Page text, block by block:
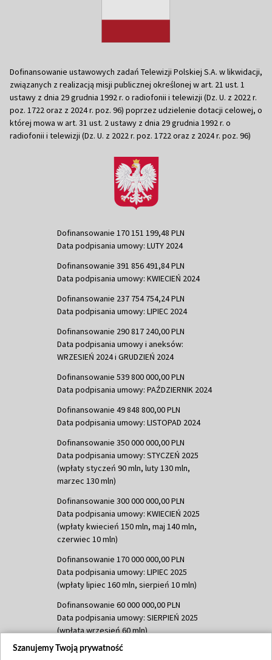
Dofinansowanie ustawowych zadań Telewizji Polskiej S.A. w likwidacji,
związanych z realizacją misji publicznej określonej w art. 21 ust. 1
ustawy z dnia 29 grudnia 1992 r. o radiofonii i telewizji (Dz. U. z 2022 r.
poz. 1722 oraz z 2024 r. poz. 96) poprzez udzielenie dotacji celowej, o
której mowa w art. 31 ust. 2 ustawy z dnia 29 grudnia 1992 r. o
radiofonii i telewizji (Dz. U. z 2022 r. poz. 1722 oraz z 2024 r. poz. 96)
Dofinansowanie 170 151 199,48 PLN
Data podpisania umowy: LUTY 2024
Dofinansowanie 391 856 491,84 PLN
Data podpisania umowy: KWIECIEŃ 2024
Dofinansowanie 237 754 754,24 PLN
Data podpisania umowy: LIPIEC 2024
Dofinansowanie 290 817 240,00 PLN
Data podpisania umowy i aneksów:
WRZESIEŃ 2024 i GRUDZIEŃ 2024
Dofinansowanie 539 800 000,00 PLN
Data podpisania umowy: PAŹDZIERNIK 2024
Dofinansowanie 49 848 800,00 PLN
Data podpisania umowy: LISTOPAD 2024
Dofinansowanie 350 000 000,00 PLN
Data podpisania umowy: STYCZEŃ 2025
(wpłaty styczeń 90 mln, luty 130 mln,
marzec 130 mln)
Dofinansowanie 300 000 000,00 PLN
Data podpisania umowy: KWIECIEŃ 2025
(wpłaty kwiecień 150 mln, maj 140 mln,
czerwiec 10 mln)
Dofinansowanie 170 000 000,00 PLN
Data podpisania umowy: LIPIEC 2025
(wpłaty lipiec 160 mln, sierpień 10 mln)
Dofinansowanie 60 000 000,00 PLN
Data podpisania umowy: SIERPIEŃ 2025
(wpłata wrzesień 60 mln)
Dofinansowanie 635 783 051,21 PLN
Szanujemy Twoją prywatność